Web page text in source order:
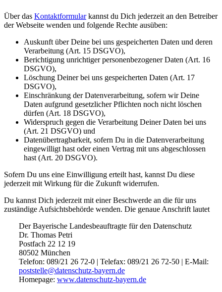
Über das Kontaktformularkannst du Dich jederzeit an den Betreiber
der Webseite wenden und folgende Rechte ausüben:
Auskunft über Deine bei uns gespeicherten Daten und deren
Verarbeitung (Art. 15 DSGVO),
Berichtigung unrichtiger personenbezogener Daten (Art. 16
DSGVO),
Löschung Deiner bei uns gespeicherten Daten (Art. 17
DSGVO),
Einschränkung der Datenverarbeitung, sofern wir Deine
Daten aufgrund gesetzlicher Pflichten noch nicht löschen
dürfen (Art. 18 DSGVO),
Widerspruch gegen die Verarbeitung Deiner Daten bei uns
(Art. 21 DSGVO) und
Datenübertragbarkeit, sofern Du in die Datenverarbeitung
eingewilligt hast oder einen Vertrag mit uns abgeschlossen
hast (Art. 20 DSGVO).
Sofern Du uns eine Einwilligung erteilt hast, kannst Du diese
jederzeit mit Wirkung für die Zukunft widerrufen.
Du kannst Dich jederzeit mit einer Beschwerde an die für uns
zuständige Aufsichtsbehörde wenden. Die genaue Anschrift lautet
Der Bayerische Landesbeauftragte für den Datenschutz
Dr. Thomas Petri
Postfach 22 12 19
80502 München
Telefon: 089/21 26 72-0 | Telefax: 089/21 26 72-50 | E-Mail:
poststelle@datenschutz-bayern.de
Homepage: www.datenschutz-bayern.de